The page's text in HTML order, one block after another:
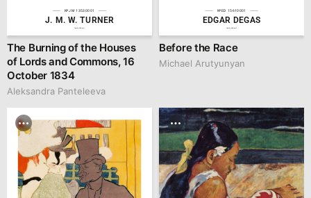
№JM 13530001
J. M. W. TURNER
The Burning of the Houses
of Lords and Commons, 16
October 1834
Aleksandra Panteleeva
№ED 15610001
EDGAR DEGAS
Before the Race
Michael Arutyunyan